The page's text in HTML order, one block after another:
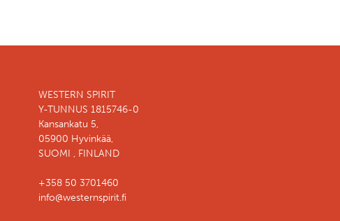
WESTERN SPIRIT
Y-TUNNUS 1815746-0
Kansankatu 5,
05900 Hyvinkää,
SUOMI , FINLAND
+358 50 3701460
info@westernspirit.fi